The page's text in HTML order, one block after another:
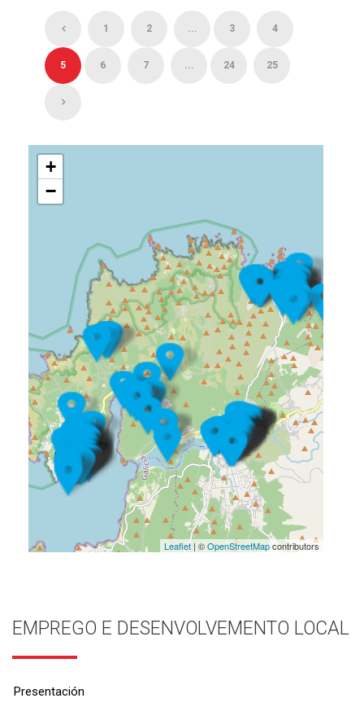
1 2 ... 3 4
5 6 7 ... 24 25
+
−
Leaflet| ©OpenStreetMapcontributors
EMPREGO E DESENVOLVEMENTO LOCAL
Presentación